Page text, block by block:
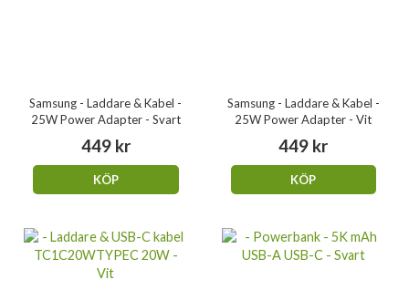
Samsung - Laddare & Kabel -
25W Power Adapter - Svart
449 kr
KÖP
Samsung - Laddare & Kabel -
25W Power Adapter - Vit
449 kr
KÖP